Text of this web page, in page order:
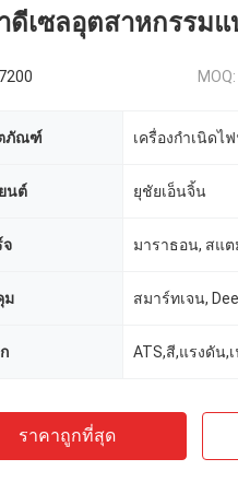
ดีเซลอุตสาหกรรมแ
MOQ:
ภัณฑ์
นต์ ยุชัยเอ็นจิ้น
จ
ม สมาร์ทเจน,
ATS,สี,แรงดัน,
ราคาถูกที่สุด